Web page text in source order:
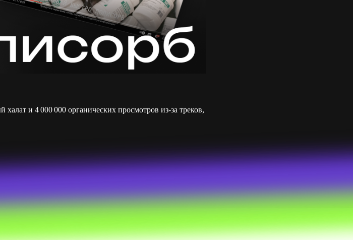
и 4 000 000 органических просмотров из-за треков,